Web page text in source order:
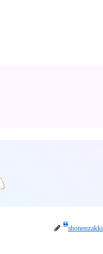
shonenzakki